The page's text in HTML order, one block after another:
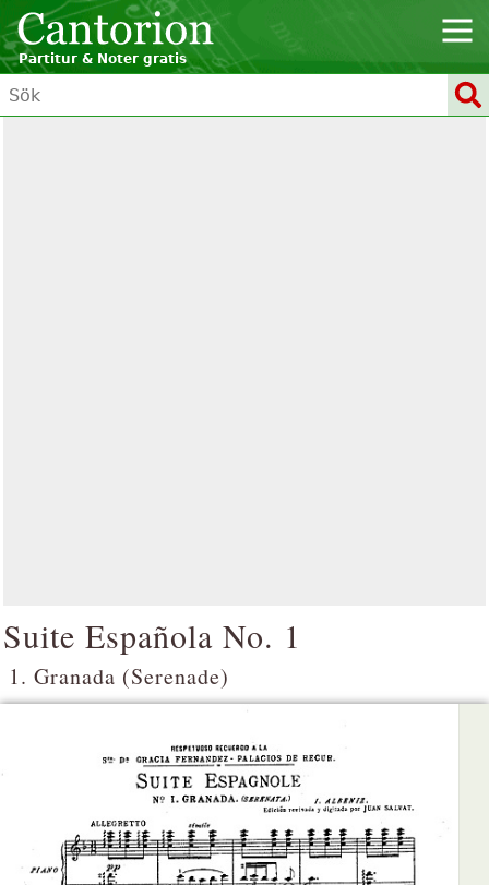
Partitur & Noter gratis
Suite Española No. 1
1. Granada (Serenade)